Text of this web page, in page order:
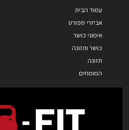
עמוד הבית
אביזרי ספורט
אימוני כושר
כושר ותזונה
תזונה
המומחים